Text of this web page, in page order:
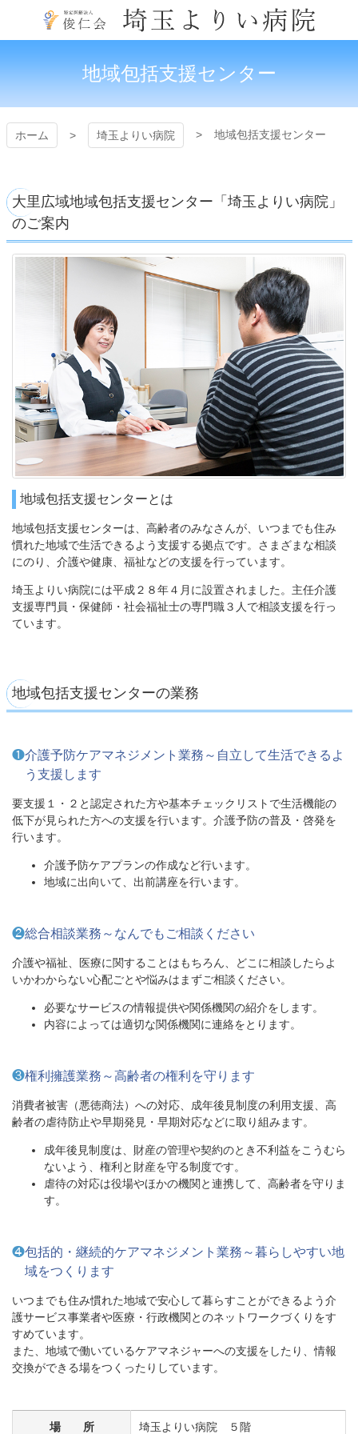
テ
文
へ
プ
地域包括支援センター
ホーム 埼玉よりい病院 地域包括支援センター
大里広域地域包括支援センター「埼玉よりい病院」
のご案内
地域包括支援センターとは
地域包括支援センターは、高齢者のみなさんが、いつまでも住み
慣れた地域で生活できるよう支援する拠点です。さまざまな相談
にのり、介護や健康、福祉などの支援を行っています。
埼玉よりい病院には平成２８年４月に設置されました。主任介護
支援専門員・保健師・社会福祉士の専門職３人で相談支援を行っ
ています。
地域包括支援センターの業務
❶介護予防ケアマネジメント業務～自立して生活できるよ
う支援します
要支援１・２と認定された方や基本チェックリストで生活機能の
低下が見られた方への支援を行います。介護予防の普及・啓発を
行います。
介護予防ケアプランの作成など行います。
地域に出向いて、出前講座を行います。
❷総合相談業務～なんでもご相談ください
介護や福祉、医療に関することはもちろん、どこに相談したらよ
いかわからない心配ごとや悩みはまずご相談ください。
必要なサービスの情報提供や関係機関の紹介をします。
内容によっては適切な関係機関に連絡をとります。
❸権利擁護業務～高齢者の権利を守ります
消費者被害（悪徳商法）への対応、成年後見制度の利用支援、高
齢者の虐待防止や早期発見・早期対応などに取り組みます。
成年後見制度は、財産の管理や契約のとき不利益をこうむら
ないよう、権利と財産を守る制度です。
虐待の対応は役場やほかの機関と連携して、高齢者を守りま
す。
❹包括的・継続的ケアマネジメント業務～暮らしやすい地
域をつくります
いつまでも住み慣れた地域で安心して暮らすことができるよう介
護サービス事業者や医療・行政機関とのネットワークづくりをす
すめています。
また、地域で働いているケアマネジャーへの支援をしたり、情報
交換ができる場をつくったりしています。
場 所 埼玉よりい病院 ５階